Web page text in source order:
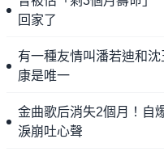
回家了
有一種友情叫潘若迪和
康是唯一
金曲歌后消失2個月！
淚崩吐心聲